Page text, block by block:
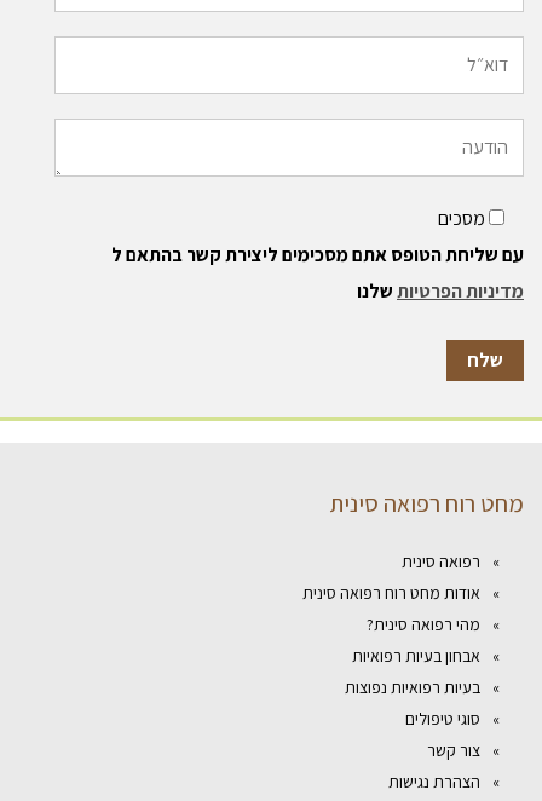
מסכים
עם שליחת הטופס אתם מסכימים ליצירת קשר בהתאם ל
מדיניות הפרטיותשלנו
מחט רוח רפואה סינית
רפואה סינית
אודות מחט רוח רפואה סינית
מהי רפואה סינית?
אבחון בעיות רפואיות
בעיות רפואיות נפוצות
סוגי טיפולים
צור קשר
הצהרת נגישות